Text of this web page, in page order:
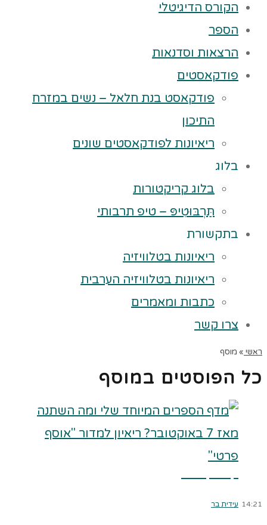
הקורס הדיגיטלי
הספר
הרצאות וסדנאות
פודקאסטים
פודקאסט בנת חלאל – נשים במזרח
התיכון
ריאיונות לפודקאסטים שונים
בלוג
בלוג קריקטורות
תַּרְבּוּטִיפּ – טיפ תרבותי
בתקשורת
ריאיונות בטלוויזיה
ריאיונות בטלוויזיה הערבית
כתבות ומאמרים
צרו קשר
ראשי » מוסף
כל הפוסטים במוסף
14:21 עידית בר